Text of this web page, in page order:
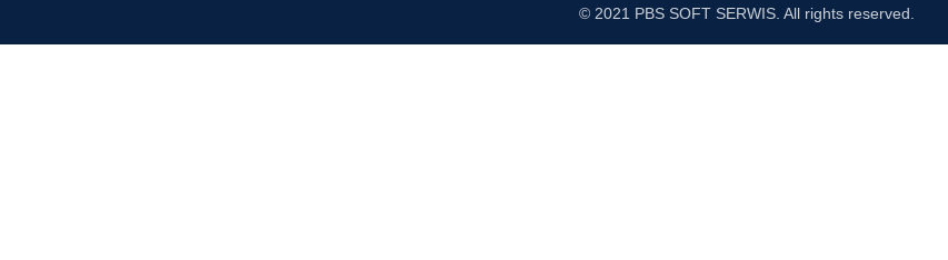
© 2021 PBS SOFT SERWIS. All rights reserved.